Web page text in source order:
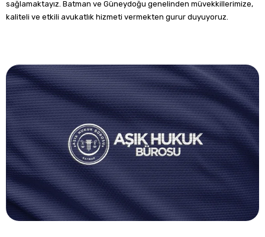
sağlamaktayız. Batman ve Güneydoğu genelinden müvekkillerimize,
kaliteli ve etkili avukatlık hizmeti vermekten gurur duyuyoruz.